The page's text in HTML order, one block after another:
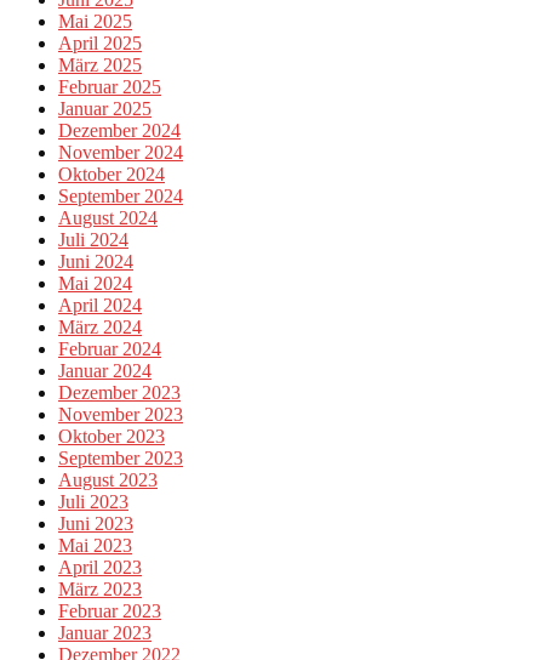
Mai 2025
April 2025
März 2025
Februar 2025
Januar 2025
Dezember 2024
November 2024
Oktober 2024
September 2024
August 2024
Juli 2024
Juni 2024
Mai 2024
April 2024
März 2024
Februar 2024
Januar 2024
Dezember 2023
November 2023
Oktober 2023
September 2023
August 2023
Juli 2023
Juni 2023
Mai 2023
April 2023
März 2023
Februar 2023
Januar 2023
Dezember 2022